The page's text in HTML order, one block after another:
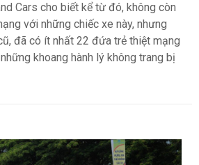
Cars cho biết kể từ đó, không còn
với những chiếc xe này, nhưng
đã có ít nhất 22 đứa trẻ thiệt mạng
khoang hành lý không trang bị